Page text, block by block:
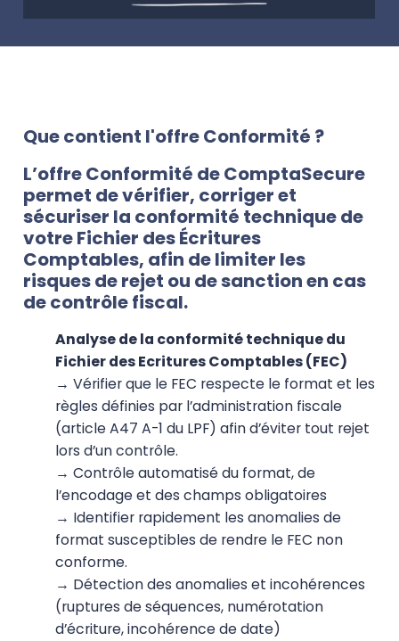
Que contient l'offre Conformité ?
L’offre Conformité de ComptaSecure
permet de vérifier, corriger et
sécuriser la conformité technique de
votre Fichier des Écritures
Comptables, afin de limiter les
risques de rejet ou de sanction en cas
de contrôle fiscal.
Analyse de la conformité technique du
Fichier des Ecritures Comptables (FEC)
→ Vérifier que le FEC respecte le format et les
règles définies par l’administration fiscale
(article A47 A-1 du LPF) afin d’éviter tout rejet
lors d’un contrôle.
→ Contrôle automatisé du format, de
l’encodage et des champs obligatoires
→ Identifier rapidement les anomalies de
format susceptibles de rendre le FEC non
conforme.
→ Détection des anomalies et incohérences
(ruptures de séquences, numérotation
d’écriture, incohérence de date)